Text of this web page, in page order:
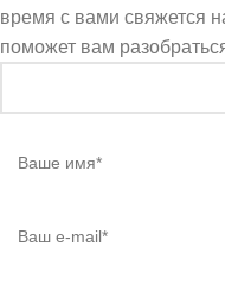
время с вами свяжется
поможет вам